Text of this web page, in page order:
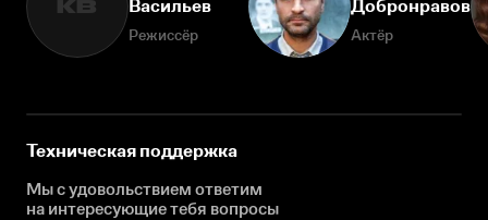
КВ
Васильев
Режиссёр
Добронравов
Актёр
Техническая поддержка
Мы с удовольствием ответим
на интересующиетебя вопросы